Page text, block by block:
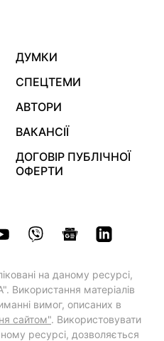
ДУМКИ
СПЕЦТЕМИ
АВТОРИ
ВАКАНСІЇ
ДОГОВІР ПУБЛІЧНОЇ
ОФЕРТИ
на даному ресурсі,
матеріалів
вимог, описаних в
сайтом". Використовувати
ресурсі, дозволяється